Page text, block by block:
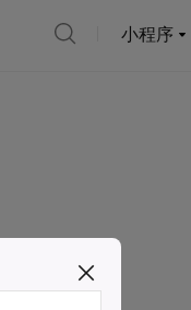
小程序